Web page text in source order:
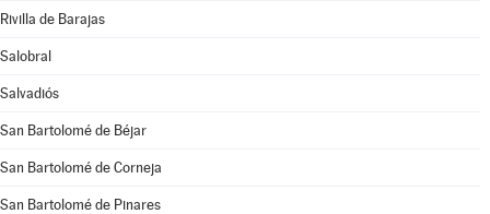
Rivilla de Barajas
Salobral
Salvadiós
San Bartolomé de Béjar
San Bartolomé de Corneja
San Bartolomé de Pinares